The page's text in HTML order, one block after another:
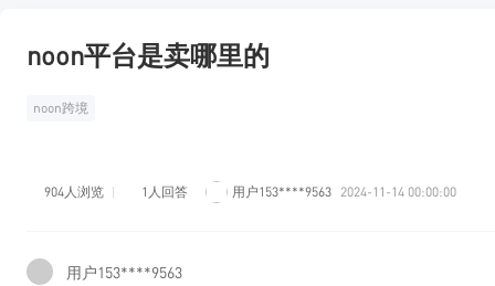
noon平台是卖哪里的
noon跨境
904人浏览 1人回答 用户153****9563 2024-11-14 00:00:00
用户153****9563